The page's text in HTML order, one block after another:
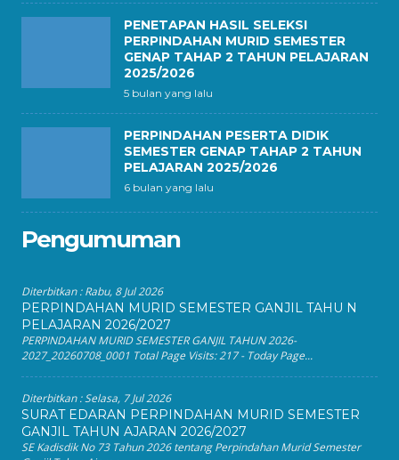
PENETAPAN HASIL SELEKSI
PERPINDAHAN MURID SEMESTER
GENAP TAHAP 2 TAHUN PELAJARAN
2025/2026
5 bulan yang lalu
PERPINDAHAN PESERTA DIDIK
SEMESTER GENAP TAHAP 2 TAHUN
PELAJARAN 2025/2026
6 bulan yang lalu
Pengumuman
Diterbitkan :Rabu, 8 Jul 2026
PERPINDAHAN MURID SEMESTER GANJIL TAHU N
PELAJARAN 2026/2027
PERPINDAHAN MURID SEMESTER GANJIL TAHUN 2026-
2027_20260708_0001 Total Page Visits: 217 - Today Page...
Diterbitkan :Selasa, 7 Jul 2026
SURAT EDARAN PERPINDAHAN MURID SEMESTER
GANJIL TAHUN AJARAN 2026/2027
SE Kadisdik No 73 Tahun 2026 tentang Perpindahan Murid Semester